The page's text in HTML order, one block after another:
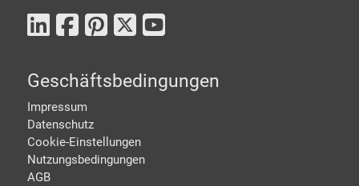
Geschäftsbedingungen
Impressum
Datenschutz
Cookie-Einstellungen
Nutzungsbedingungen
AGB